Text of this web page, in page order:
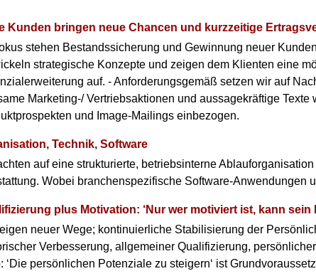
Kunden bringen neue Chancen und kurzzeitige
stehen Bestandssicherung und Gewinnung neuer
strategische Konzepte und zeigen dem Klienten eine
auf. - Anforderungsgemäß setzen wir auf
Marketing-/ Vertriebsaktionen und aussagekräftige
und Image-Mailings einbezogen.
Technik, Software
auf eine strukturierte, betriebsinterne
Wobei branchenspezifische Software-Anwendungen
plus Motivation: ‘Nur wer motiviert ist, kann sein
neuer Wege; kontinuierliche Stabilisierung der
Verbesserung, allgemeiner Qualifizierung,
‘Die persönlichen Potenziale zu steigern‘ ist